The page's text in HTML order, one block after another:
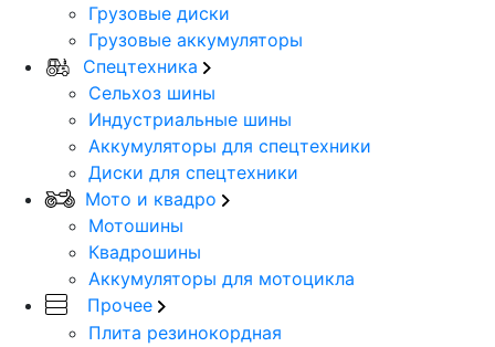
Грузовые диски
Грузовые аккумуляторы
Спецтехника
Сельхоз шины
Индустриальные шины
Аккумуляторы для спецтехники
Диски для спецтехники
Мото и квадро
Мотошины
Квадрошины
Аккумуляторы для мотоцикла
Прочее
Плита резинокордная